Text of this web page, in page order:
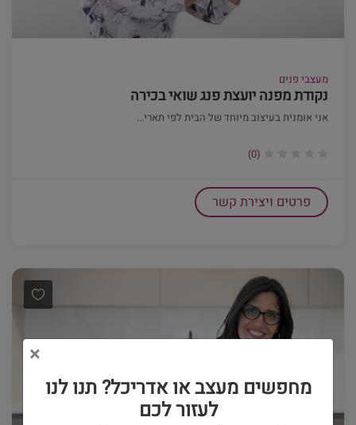
מעצבי פנים
נקודת מפנה יועצת פנג שואי בכירה
אני אומנית בעיצוב מיוחד של הבית לפי תארי...
(0)
פרטים ויצירת קשר
×
מחפשים מעצב או אדריכל? תנו לנו
לעזור לכם